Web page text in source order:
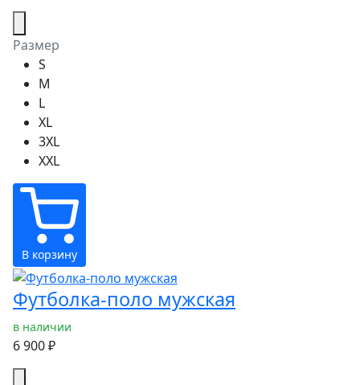
Размер
S
M
L
XL
3XL
XXL
В корзину
Футболка-поло мужская
в наличии
6 900 ₽